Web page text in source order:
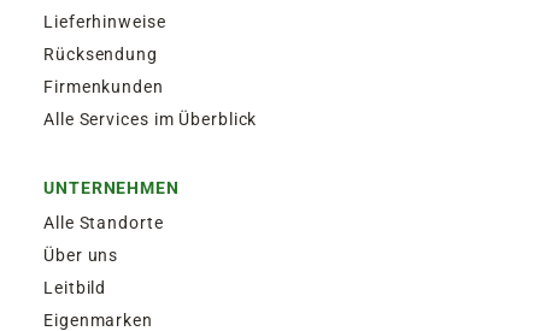
Lieferhinweise
Rücksendung
Firmenkunden
Alle Services im Überblick
UNTERNEHMEN
Alle Standorte
Über uns
Leitbild
Eigenmarken